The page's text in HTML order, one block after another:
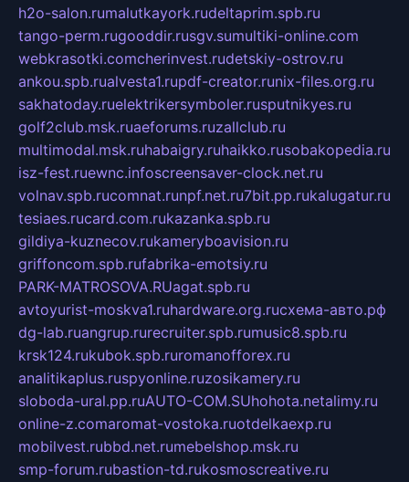
h2o-salon.rumalutkayork.rudeltaprim.spb.ru
tango-perm.rugooddir.rusgv.sumultiki-online.com
webkrasotki.comcherinvest.rudetskiy-ostrov.ru
ankou.spb.rualvesta1.rupdf-creator.runix-files.org.ru
sakhatoday.ruelektrikersymboler.rusputnikyes.ru
golf2club.msk.ruaeforums.ruzallclub.ru
multimodal.msk.ruhabaigry.ruhaikko.rusobakopedia.ru
isz-fest.ruewnc.infoscreensaver-clock.net.ru
volnav.spb.rucomnat.runpf.net.ru7bit.pp.rukalugatur.ru
tesiaes.rucard.com.rukazanka.spb.ru
gildiya-kuznecov.rukameryboavision.ru
griffoncom.spb.rufabrika-emotsiy.ru
PARK-MATROSOVA.RUagat.spb.ru
avtoyurist-moskva1.ruhardware.org.ruсхема-авто.рф
dg-lab.ruangrup.rurecruiter.spb.rumusic8.spb.ru
krsk124.rukubok.spb.ruromanofforex.ru
analitikaplus.ruspyonline.ruzosikamery.ru
sloboda-ural.pp.ruAUTO-COM.SUhohota.netalimy.ru
online-z.comaromat-vostoka.ruotdelkaexp.ru
mobilvest.rubbd.net.rumebelshop.msk.ru
smp-forum.rubastion-td.rukosmoscreative.ru